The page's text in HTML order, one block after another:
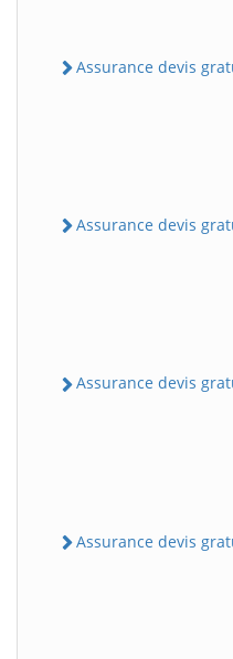
Assurance devis
Assurance devis
Assurance devis
Assurance devis